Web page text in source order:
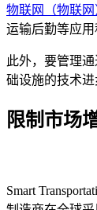
物联网（物联网
运输后勤等应
此外，要管理
础设施的技术进
限制市场
Smart